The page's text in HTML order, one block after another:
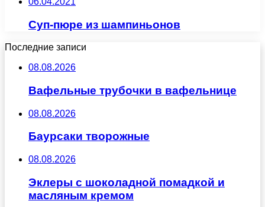
Суп-пюре из шампиньонов
Последние записи
08.08.2026
Вафельные трубочки в вафельнице
08.08.2026
Баурсаки творожные
08.08.2026
Эклеры с шоколадной помадкой и
масляным кремом